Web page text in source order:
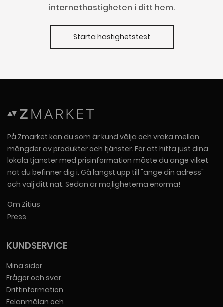
internethastigheten i ditt hem.
Starta hastighetstest
På Zmarket kan du som är kund välja och vraka mellan
mängder av produkter och tjänster. För att hitta just dina
lokala tjänster med prisinformation måste du ange vilket
nät du befinner dig i. Gå längst upp till "ange din adress"
och välj ditt nät. Sedan är möjligheterna enorma!
Om Zitius
Press
KUNDSERVICE
Mina sidor
Frågor och svar
Driftinformation
Felanmälan och